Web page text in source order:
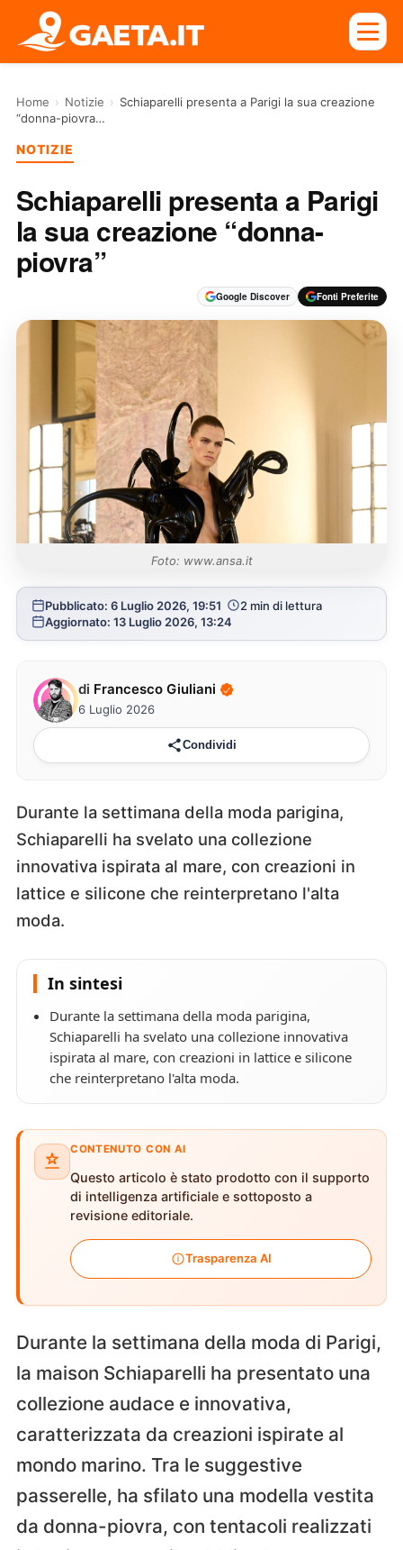
Home › Notizie › Schiaparelli presenta a Parigi la sua creazione
“donna-piovra…
NOTIZIE
Schiaparelli presenta a Parigi
la sua creazione “donna-
piovra”
Google Discover Fonti Preferite
Foto: www.ansa.it
Pubblicato: 6 Luglio 2026, 19:51
2 min di lettura
Aggiornato: 13 Luglio 2026, 13:24
di Francesco Giuliani
6 Luglio 2026
Condividi
Durante la settimana della moda parigina,
Schiaparelli ha svelato una collezione
innovativa ispirata al mare, con creazioni in
lattice e silicone che reinterpretano l'alta
moda.
In sintesi
Durante la settimana della moda parigina,
Schiaparelli ha svelato una collezione innovativa
ispirata al mare, con creazioni in lattice e silicone
che reinterpretano l'alta moda.
CONTENUTO CON AI
Questo articolo è stato prodotto con il supporto
di intelligenza artificiale e sottoposto a
revisione editoriale.
Trasparenza AI
Durante la settimana della moda di Parigi,
la maison Schiaparelli ha presentato una
collezione audace e innovativa,
caratterizzata da creazioni ispirate al
mondo marino. Tra le suggestive
passerelle, ha sfilato una modella vestita
da donna-piovra, con tentacoli realizzati